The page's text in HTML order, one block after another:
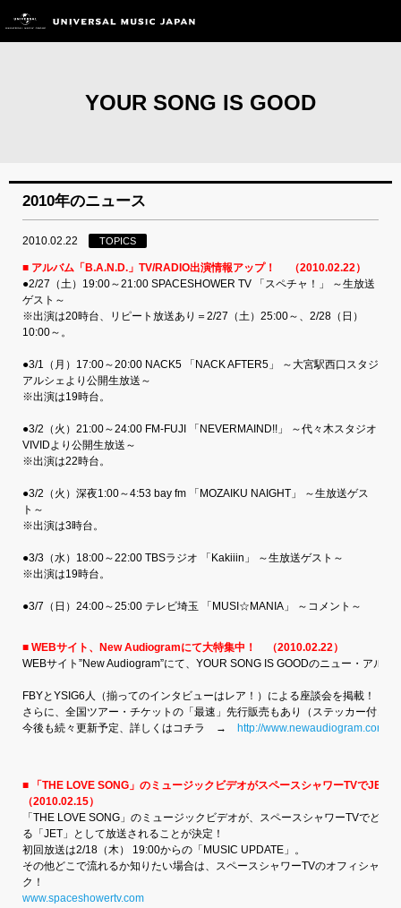
YOUR SONG IS GOOD
2010年のニュース
2010.02.22 TOPICS
■ アルバム「B.A.N.D.」TV/RADIO出演情報アップ！ （2010.02.22）
●2/27（土）19:00～21:00 SPACESHOWER TV 「スペチャ！」 ～生放送
ゲスト～
※出演は20時台、リピート放送あり＝2/27（土）25:00～、2/28（日）
10:00～。
●3/1（月）17:00～20:00 NACK5 「NACK AFTER5」 ～大宮駅西口スタジ
アルシェより公開生放送～
※出演は19時台。
●3/2（火）21:00～24:00 FM-FUJI 「NEVERMAIND!!」 ～代々木スタジオ
VIVIDより公開生放送～
※出演は22時台。
●3/2（火）深夜1:00～4:53 bay fm 「MOZAIKU NAIGHT」 ～生放送ゲス
ト～
※出演は3時台。
●3/3（水）18:00～22:00 TBSラジオ 「Kakiiin」 ～生放送ゲスト～
※出演は19時台。
●3/7（日）24:00～25:00 テレビ埼玉 「MUSI☆MANIA」 ～コメント～
■ WEBサイト、New Audiogramにて大特集中！ （2010.02.22）
WEBサイト”New Audiogram”にて、YOUR SONG IS GOODのニュー・アルバ
FBYとYSIG6人（揃ってのインタビューはレア！）による座談会を掲載！
さらに、全国ツアー・チケットの「最速」先行販売もあり（ステッカー付き！
今後も続々更新予定、詳しくはコチラ →
http://www.newaudiogram.com/
■ 「THE LOVE SONG」のミュージックビデオがスペースシャワーTVで
（2010.02.15）
「THE LOVE SONG」のミュージックビデオが、スペースシャワーTVでどこ
る「JET」として放送されることが決定！
初回放送は2/18（木） 19:00からの「MUSIC UPDATE」。
その他どこで流れるか知りたい場合は、スペースシャワーTVのオフィシャル
ク！
www.spaceshowertv.com